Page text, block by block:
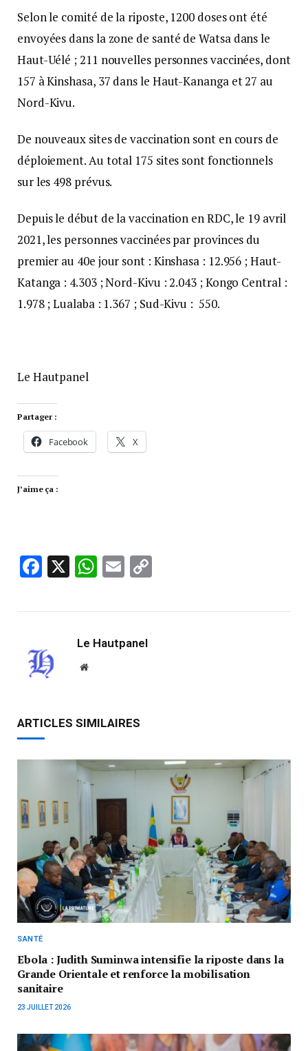
Selon le comité de la riposte, 1200 doses ont été
envoyées dans la zone de santé de Watsa dans le
Haut-Uélé ; 211 nouvelles personnes vaccinées, dont
157 à Kinshasa, 37 dans le Haut-Kananga et 27 au
Nord-Kivu.
De nouveaux sites de vaccination sont en cours de
déploiement. Au total 175 sites sont fonctionnels
sur les 498 prévus.
Depuis le début de la vaccination en RDC, le 19 avril
2021, les personnes vaccinées par provinces du
premier au 40e jour sont : Kinshasa : 12.956 ; Haut-
Katanga : 4.303 ; Nord-Kivu : 2.043 ; Kongo Central :
1.978 ; Lualaba : 1.367 ; Sud-Kivu : 550.
Le Hautpanel
Partager :
Facebook X
J’aime ça :
Facebook
X WhatsApp
Email
Le Hautpanel
Website
ARTICLES SIMILAIRES
SANTÉ
Ebola : Judith Suminwa intensifie la riposte dans la
Grande Orientale et renforce la mobilisation
sanitaire
23 JUILLET 2026